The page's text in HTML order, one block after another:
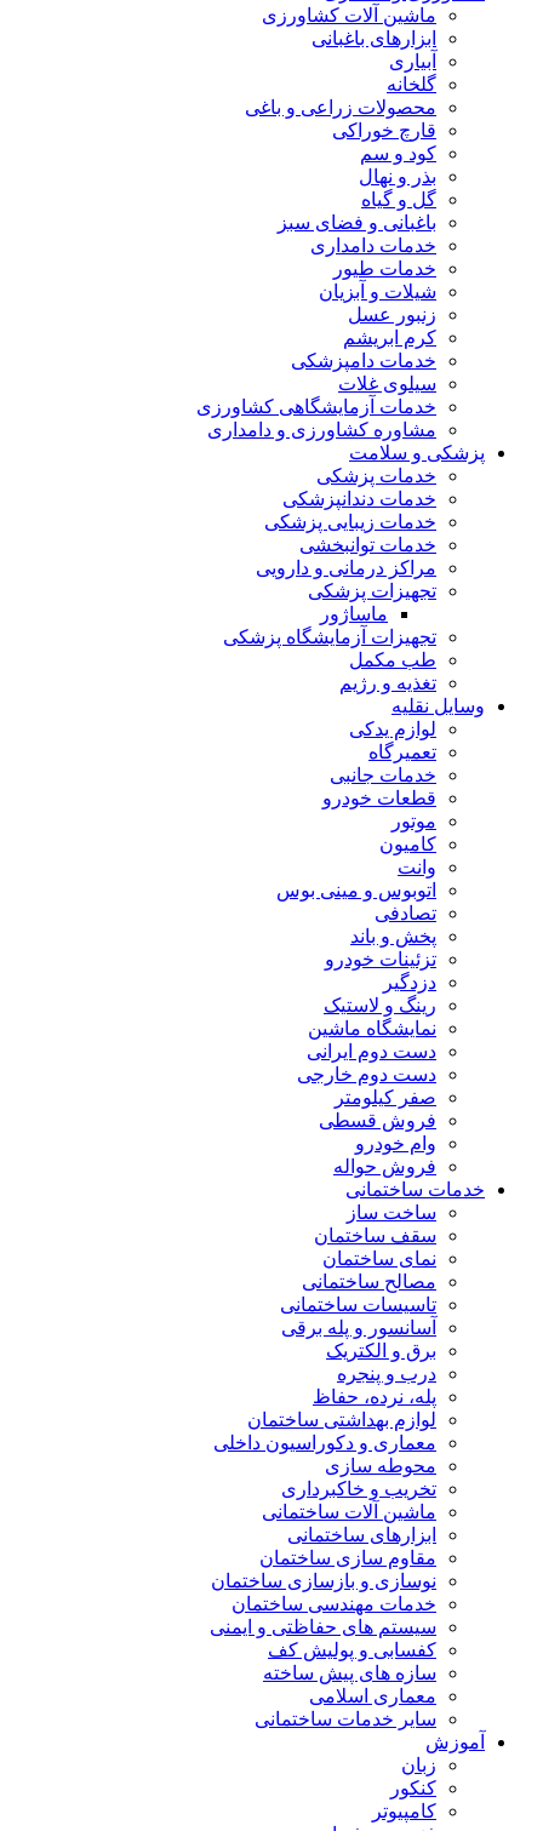
ماشین آلات کشاورزی
ابزارهای باغبانی
آبیاری
گلخانه
محصولات زراعی و باغی
قارچ خوراکی
کود و سم
بذر و نهال
گل و گیاه
باغبانی و فضای سبز
خدمات دامداری
خدمات طیور
شیلات و آبزیان
زنبور عسل
کرم ابریشم
خدمات دامپزشکی
سیلوی غلات
خدمات آزمایشگاهی کشاورزی
مشاوره کشاورزی و دامداری
پزشکی و سلامت
خدمات پزشکی
خدمات دندانپزشکی
خدمات زیبایی پزشکی
خدمات توانبخشی
مراکز درمانی و دارویی
تجهیزات پزشکی
ماساژور
تجهیزات آزمایشگاه پزشکی
طب مکمل
تغذیه و رژیم
وسایل نقلیه
لوازم یدکی
تعمیرگاه
خدمات جانبی
قطعات خودرو
موتور
کامیون
وانت
اتوبوس و مینی بوس
تصادفی
پخش و باند
تزئینات خودرو
دزدگیر
رینگ و لاستیک
نمایشگاه ماشین
دست دوم ایرانی
دست دوم خارجی
صفر کیلومتر
فروش قسطی
وام خودرو
فروش حواله
خدمات ساختمانی
ساخت ساز
سقف ساختمان
نمای ساختمان
مصالح ساختمانی
تاسیسات ساختمانی
آسانسور و پله برقی
برق و الکتریک
درب و پنجره
پله، نرده، حفاظ
لوازم بهداشتی ساختمان
معماری و دکوراسیون داخلی
محوطه سازی
تخریب و خاکبرداری
ماشین آلات ساختمانی
ابزارهای ساختمانی
مقاوم سازی ساختمان
نوسازی و بازسازی ساختمان
خدمات مهندسی ساختمان
سیستم های حفاظتی و ایمنی
کفسابی و پولیش کف
سازه های پیش ساخته
معماری اسلامی
سایر خدمات ساختمانی
آموزش
زبان
کنکور
کامپیوتر